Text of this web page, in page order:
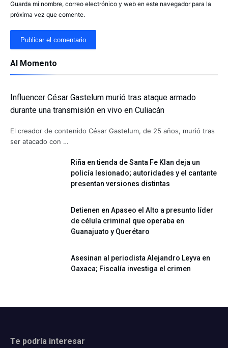
Guarda mi nombre, correo electrónico y web en este navegador para la
próxima vez que comente.
Al Momento
Influencer César Gastelum murió tras ataque armado
durante una transmisión en vivo en Culiacán
El creador de contenido César Gastelum, de 25 años, murió tras
ser atacado con …
Riña en tienda de Santa Fe Klan deja un
policía lesionado; autoridades y el cantante
presentan versiones distintas
Detienen en Apaseo el Alto a presunto líder
de célula criminal que operaba en
Guanajuato y Querétaro
Asesinan al periodista Alejandro Leyva en
Oaxaca; Fiscalía investiga el crimen
Te podría interesar